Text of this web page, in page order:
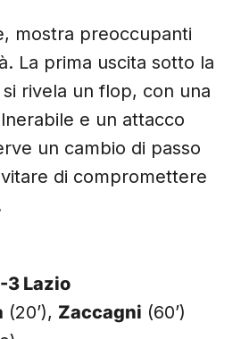
mostra preoccupanti
La prima uscita sotto la
rivela un flop, con una
e un attacco
un cambio di passo
di compromettere
3 Lazio
(20’), Zaccagni (60’)